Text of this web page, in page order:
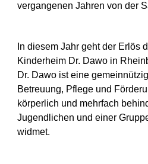
vergangenen Jahren von der
In diesem Jahr geht der Erlös
Kinderheim Dr. Dawo in
Dr. Dawo ist eine
Betreuung, Pflege und
körperlich und mehrfach
Jugendlichen und einer
widmet.